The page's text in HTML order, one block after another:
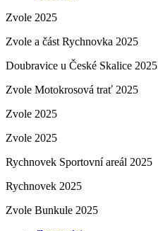
Zvole 2025
Zvole a část Rychnovka 2025
Doubravice u České Skalice 2025
Zvole Motokrosová trať 2025
Zvole 2025
Zvole 2025
Rychnovek Sportovní areál 2025
Rychnovek 2025
Zvole Bunkule 2025